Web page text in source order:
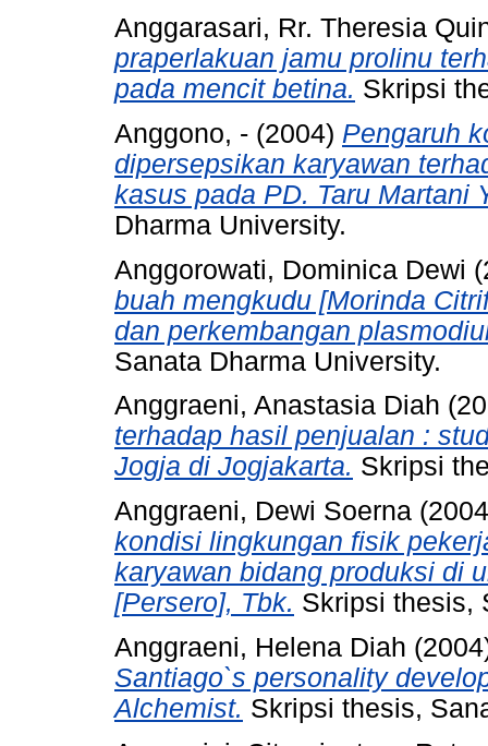
Anggarasari, Rr. Theresia
praperlakuan jamu prolinu
pada mencit betina. Skripsi
Anggono, - (2004) Pengaruh
dipersepsikan karyawan
kasus pada PD. Taru Martani
Dharma University.
Anggorowati, Dominica Dewi
buah mengkudu [Morinda
dan perkembangan
Sanata Dharma University.
Anggraeni, Anastasia Diah
terhadap hasil penjualan :
Jogja di Jogjakarta. Skripsi
Anggraeni, Dewi Soerna
kondisi lingkungan fisik
karyawan bidang produksi di
[Persero], Tbk. Skripsi thesis,
Anggraeni, Helena Diah
Santiago`s personality
Alchemist. Skripsi thesis,